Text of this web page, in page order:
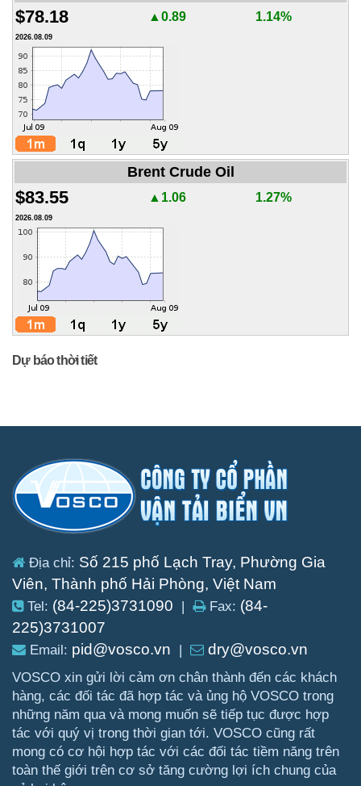
$78.18 ▲0.89 1.14%
2026.08.09
Brent Crude Oil
$83.55 ▲1.06 1.27%
2026.08.09
Dự báo thời tiết
Địa chỉ: Số 215 phố Lạch Tray, Phường Gia
Viên, Thành phố Hải Phòng, Việt Nam
Tel: (84-225)3731090 | Fax: (84-
225)3731007
Email: pid@vosco.vn | dry@vosco.vn
VOSCO xin gửi lời cảm ơn chân thành đến các khách
hàng, các đối tác đã hợp tác và ủng hộ VOSCO trong
những năm qua và mong muốn sẽ tiếp tục được hợp
tác với quý vị trong thời gian tới. VOSCO cũng rất
mong có cơ hội hợp tác với các đối tác tiềm năng trên
toàn thế giới trên cơ sở tăng cường lợi ích chung của